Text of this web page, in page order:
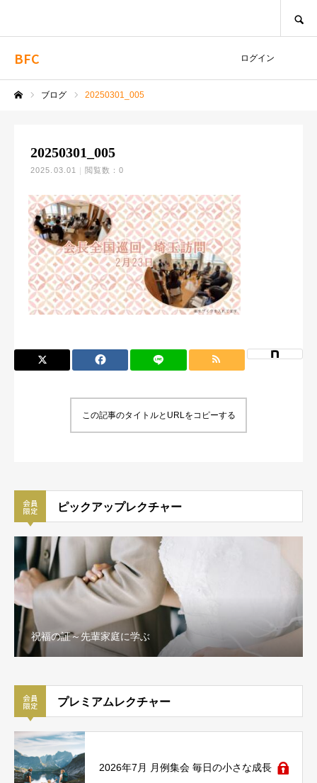
BFC ログイン
ブログ 20250301_005
20250301_005
2025.03.01 閲覧数：0
この記事のタイトルとURLをコピーする
ピックアップレクチャー
祝福の証～先輩家庭に学ぶ
プレミアムレクチャー
2026年7月 月例集会 毎日の小さな成長